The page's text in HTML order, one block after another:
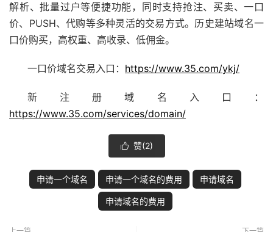
解析、批量过户等便捷功能，同时支持抢注、买卖、一口
价、PUSH、代购等多种灵活的交易方式。历史建站域名一
口价购买，高权重、高收录、低佣金。
一口价域名交易入口： https://www.35.com/ykj/
新注册域名入口：
https://www.35.com/services/domain/
 赞(2)
申请一个域名 申请一个域名的费用 申请域名
申请域名的费用